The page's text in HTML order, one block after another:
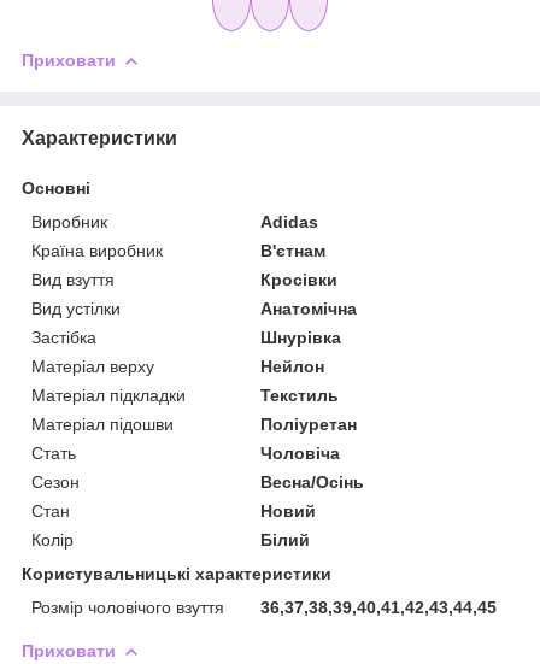
Приховати
Характеристики
Основні
Виробник
Adidas
Країна виробник
В'єтнам
Вид взуття
Кросівки
Вид устілки
Анатомічна
Застібка
Шнурівка
Матеріал верху
Нейлон
Матеріал підкладки
Текстиль
Матеріал підошви
Поліуретан
Стать
Чоловіча
Сезон
Весна/Осінь
Стан
Новий
Колір
Білий
Користувальницькі характеристики
Розмір чоловічого взуття
36,37,38,39,40,41,42,43,44,45
Приховати